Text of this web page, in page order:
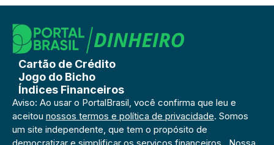
Cartão de Crédito
Jogo do Bicho
Índices Financeiros
Aviso: Ao usar o PortalBrasil, você confirma que leu e
aceitou nossos termos e política de privacidade. Somos
um site independente, que tem o propósito de